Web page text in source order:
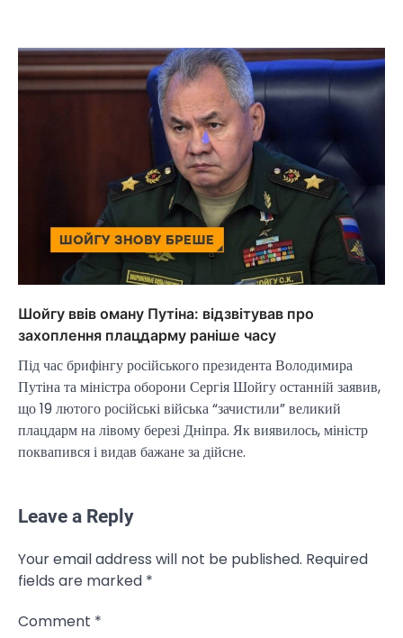
Шойгу ввів оману Путіна: відзвітував про
захоплення плацдарму раніше часу
Під час брифінгу російського президента Володимира
Путіна та міністра оборони Сергія Шойгу останній заявив,
що 19 лютого російські війська “зачистили” великий
плацдарм на лівому березі Дніпра. Як виявилось, міністр
поквапився і видав бажане за дійсне.
Leave a Reply
Your email address will not be published. Required
fields are marked *
Comment *
NEWS